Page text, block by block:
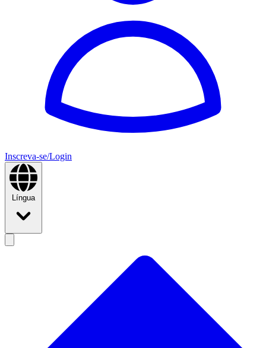
Inscreva-se/Login
Língua